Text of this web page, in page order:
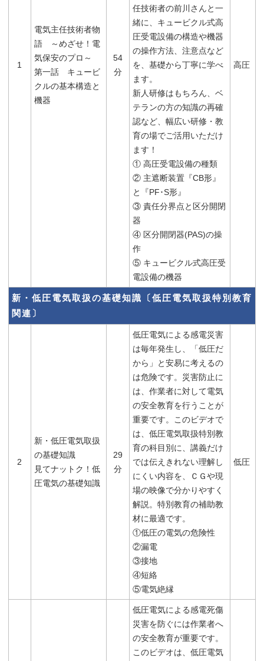
1
電気主任技術者物
語 ～めざせ！電
気保安のプロ～
第一話 キュービ
クルの基本構造と
機器
54
分
任技術者の前川さんと一
緒に、キュービクル式高
圧受電設備の構造や機器
の操作方法、注意点など
を、基礎から丁寧に学べ
ます。
新人研修はもちろん、ベ
テランの方の知識の再確
認など、幅広い研修・教
育の場でご活用いただけ
ます！
① 高圧受電設備の種類
② 主遮断装置『CB形』
と『PF･S形』
③ 責任分界点と区分開閉
器
④ 区分開閉器(PAS)の操
作
⑤ キュービクル式高圧受
電設備の機器
高圧
新・低圧電気取扱の基礎知識〔低圧電気取扱特別教育
関連〕
2
新・低圧電気取扱
の基礎知識
見てナットク！低
圧電気の基礎知識
29
分
低圧電気による感電災害
は毎年発生し、「低圧だ
から」と安易に考えるの
は危険です。災害防止に
は、作業者に対して電気
の安全教育を行うことが
重要です。このビデオで
は、低圧電気取扱特別教
育の科目別に、講義だけ
では伝えきれない理解し
にくい内容を、ＣＧや現
場の映像で分かりやすく
解説。特別教育の補助教
材に最適です。
①低圧の電気の危険性
②漏電
③接地
④短絡
⑤電気絶縁
低圧
低圧電気による感電死傷
災害を防ぐには作業者へ
の安全教育が重要です。
このビデオは、低圧電気